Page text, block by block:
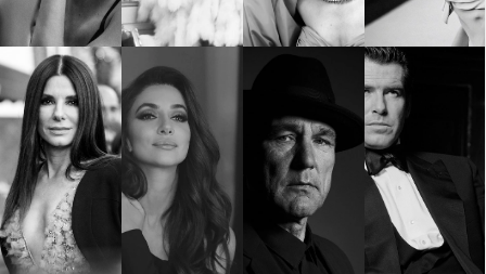
YouTube
Spotify Soundcloud
Ако нашият сайт ви харесва, можете да се абонирате за
седмичния ни нюзлетър тук:
© 2026, HighViewArt | Всички права запазени